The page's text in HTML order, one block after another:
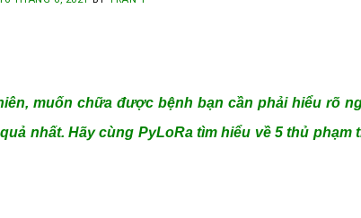
muốn chữa được bệnh bạn cần phải hiểu rõ
nhất. Hãy cùng PyLoRa tìm hiểu về 5 thủ phạm